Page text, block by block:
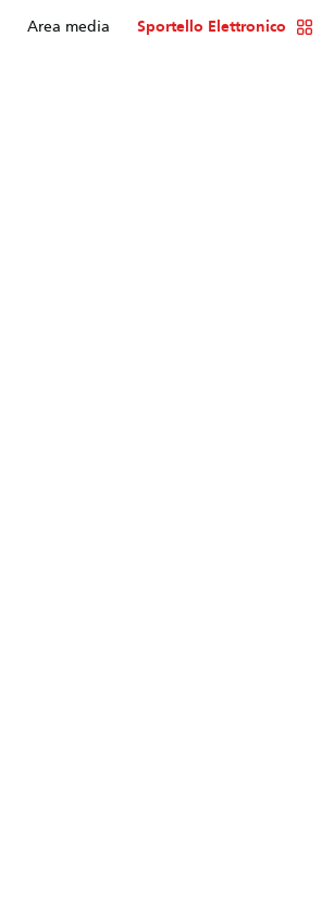
Area media Sportello Elettronico